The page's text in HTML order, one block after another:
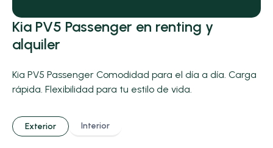
Kia PV5 Passenger en renting y
alquiler
Kia PV5 Passenger Comodidad para el día a día. Carga
rápida. Flexibilidad para tu estilo de vida.
Exterior Interior